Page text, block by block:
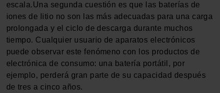
escala.Una segunda cuestión es que las baterías de
iones de litio no son las más adecuadas para una carga
prolongada y el ciclo de descarga durante muchos
tiempo. Cualquier usuario de aparatos electrónicos
puede observar este fenómeno con los productos de
electrónica de consumo: una batería portátil, por
ejemplo, perderá gran parte de su capacidad después
de tres a cinco años.